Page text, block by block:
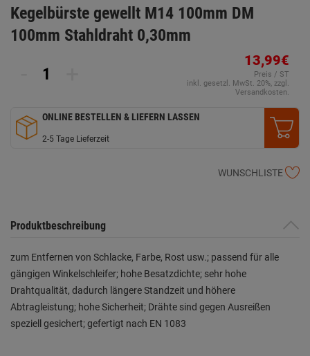
Kegelbürste gewellt M14 100mm DM
100mm Stahldraht 0,30mm
13,99€
Preis / ST
inkl. gesetzl. MwSt. 20%, zzgl.
Versandkosten.
ONLINE BESTELLEN & LIEFERN LASSEN
2-5 Tage Lieferzeit
WUNSCHLISTE
Produktbeschreibung
zum Entfernen von Schlacke, Farbe, Rost usw.; passend für alle
gängigen Winkelschleifer; hohe Besatzdichte; sehr hohe
Drahtqualität, dadurch längere Standzeit und höhere
Abtragleistung; hohe Sicherheit; Drähte sind gegen Ausreißen
speziell gesichert; gefertigt nach EN 1083